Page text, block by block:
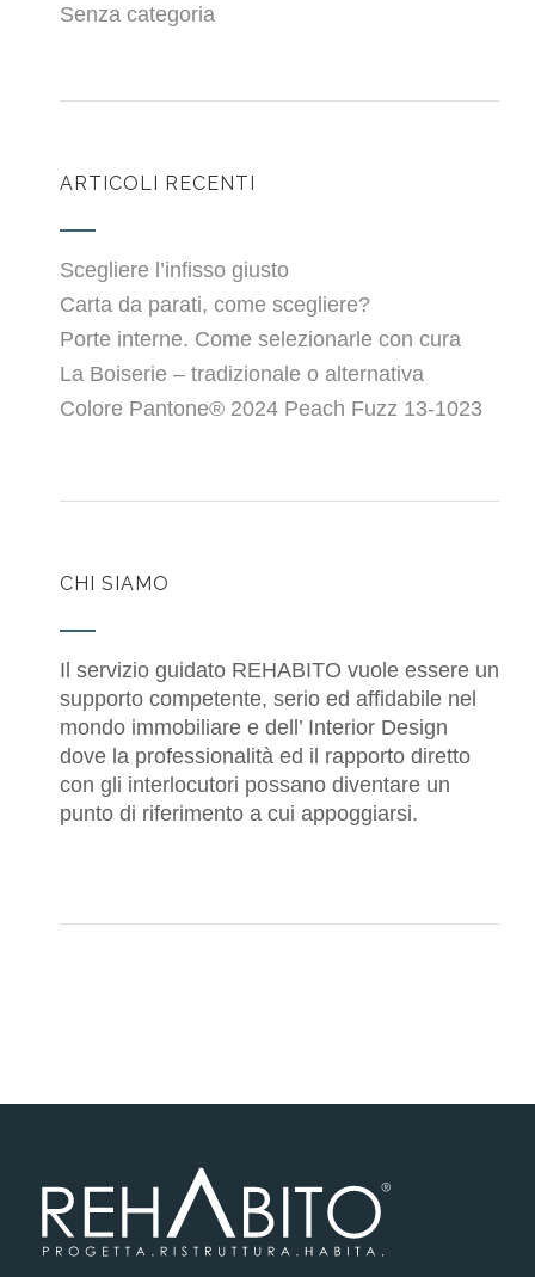
Senza categoria
ARTICOLI RECENTI
Scegliere l’infisso giusto
Carta da parati, come scegliere?
Porte interne. Come selezionarle con cura
La Boiserie – tradizionale o alternativa
Colore Pantone® 2024 Peach Fuzz 13-1023
CHI SIAMO
Il servizio guidato REHABITO vuole essere un
supporto competente, serio ed affidabile nel
mondo immobiliare e dell’ Interior Design
dove la professionalità ed il rapporto diretto
con gli interlocutori possano diventare un
punto di riferimento a cui appoggiarsi.